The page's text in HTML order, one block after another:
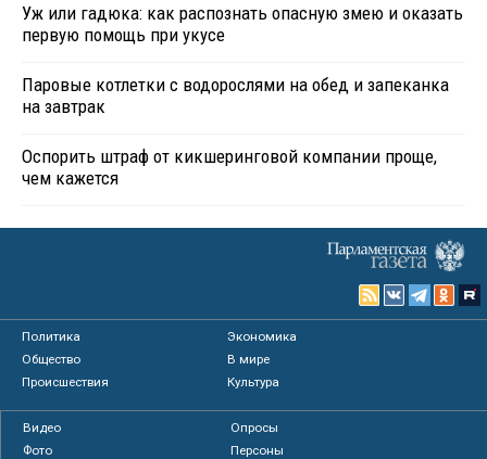
Уж или гадюка: как распознать опасную змею и оказать
первую помощь при укусе
Паровые котлетки с водорослями на обед и запеканка
на завтрак
Оспорить штраф от кикшеринговой компании проще,
чем кажется
Политика
Экономика
Общество
В мире
Происшествия
Культура
Видео
Опросы
Фото
Персоны